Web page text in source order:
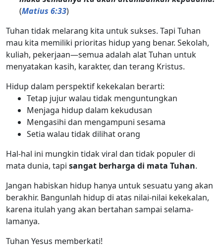
(Matius 6:33)
Tuhan tidak melarang kita untuk sukses. Tapi Tuhan
mau kita memiliki prioritas hidup yang benar. Sekolah,
kuliah, pekerjaan—semua adalah alat Tuhan untuk
menyatakan kasih, karakter, dan terang Kristus.
Hidup dalam perspektif kekekalan berarti:
Tetap jujur walau tidak menguntungkan
Menjaga hidup dalam kekudusan
Mengasihi dan mengampuni sesama
Setia walau tidak dilihat orang
Hal-hal ini mungkin tidak viral dan tidak populer di
mata dunia, tapi sangat berharga di mata Tuhan.
Jangan habiskan hidup hanya untuk sesuatu yang akan
berakhir. Bangunlah hidup di atas nilai-nilai kekekalan,
karena itulah yang akan bertahan sampai selama-
lamanya.
Tuhan Yesus memberkati!